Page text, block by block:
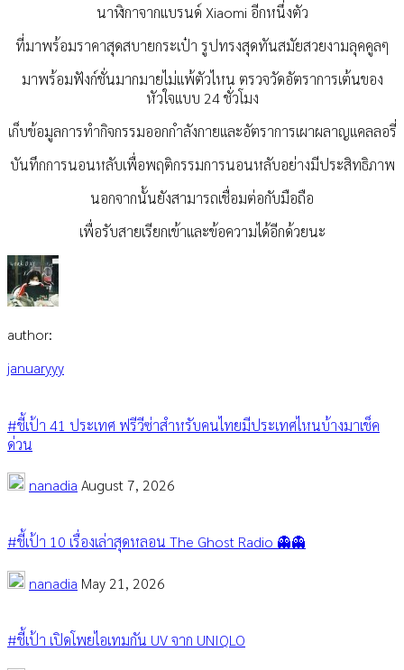
นาฬิกาจากแบรนด์ Xiaomi อีกหนึ่งตัว
ที่มาพร้อมราคาสุดสบายกระเป๋า รูปทรงสุดทันสมัยสวยงามลุคคูลๆ
มาพร้อมฟังก์ชั่นมากมายไม่แพ้ตัวไหน ตรวจวัดอัตราการเต้นของ
หัวใจแบบ 24 ชั่วโมง
เก็บข้อมูลการทำกิจกรรมออกกำลังกายและอัตราการเผาผลาญแคลลอรี่
บันทึกการนอนหลับเพื่อพฤติกรรมการนอนหลับอย่างมีประสิทธิภาพ
นอกจากนั้นยังสามารถเชื่อมต่อกับมือถือ
เพื่อรับสายเรียกเข้าและข้อความได้อีกด้วยนะ
author:
januaryyy
#ชี้เป้า 41 ประเทศ ฟรีวีซ่าสำหรับคนไทยมีประเทศไหนบ้างมาเช็ค
ด่วน
nanadia August 7, 2026
#ชี้เป้า 10 เรื่องเล่าสุดหลอน The Ghost Radio 👻👻
nanadia May 21, 2026
#ชี้เป้า เปิดโพยไอเทมกัน UV จาก UNIQLO